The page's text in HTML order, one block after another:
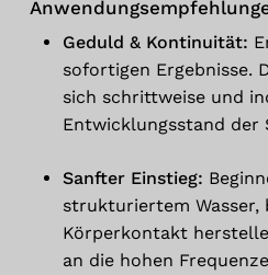
Geduld & Kontinuität:
sofortigen Ergebnisse.
sich schrittweise und
Entwicklungsstand der
Sanfter Einstieg:
strukturiertem Wasser,
Körperkontakt
an die hohen